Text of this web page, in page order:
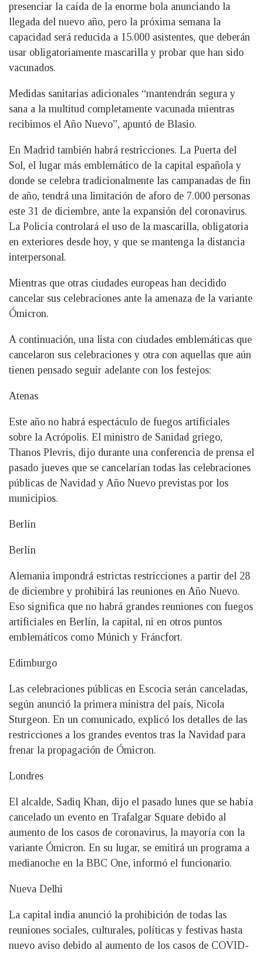
presenciar la caída de la enorme bola anunciando la
llegada del nuevo año, pero la próxima semana la
capacidad será reducida a 15.000 asistentes, que deberán
usar obligatoriamente mascarilla y probar que han sido
vacunados.
Medidas sanitarias adicionales “mantendrán segura y
sana a la multitud completamente vacunada mientras
recibimos el Año Nuevo”, apuntó de Blasio.
En Madrid también habrá restricciones. La Puerta del
Sol, el lugar más emblemático de la capital española y
donde se celebra tradicionalmente las campanadas de fin
de año, tendrá una limitación de aforo de 7.000 personas
este 31 de diciembre, ante la expansión del coronavirus.
La Policía controlará el uso de la mascarilla, obligatoria
en exteriores desde hoy, y que se mantenga la distancia
interpersonal.
Mientras que otras ciudades europeas han decidido
cancelar sus celebraciones ante la amenaza de la variante
Ómicron.
A continuación, una lista con ciudades emblemáticas que
cancelaron sus celebraciones y otra con aquellas que aún
tienen pensado seguir adelante con los festejos:
Atenas
Este año no habrá espectáculo de fuegos artificiales
sobre la Acrópolis. El ministro de Sanidad griego,
Thanos Plevris, dijo durante una conferencia de prensa el
pasado jueves que se cancelarían todas las celebraciones
públicas de Navidad y Año Nuevo previstas por los
municipios.
Berlín
Berlín
Alemania impondrá estrictas restricciones a partir del 28
de diciembre y prohibirá las reuniones en Año Nuevo.
Eso significa que no habrá grandes reuniones con fuegos
artificiales en Berlín, la capital, ni en otros puntos
emblemáticos como Múnich y Fráncfort.
Edimburgo
Las celebraciones públicas en Escocia serán canceladas,
según anunció la primera ministra del país, Nicola
Sturgeon. En un comunicado, explicó los detalles de las
restricciones a los grandes eventos tras la Navidad para
frenar la propagación de Ómicron.
Londres
El alcalde, Sadiq Khan, dijo el pasado lunes que se había
cancelado un evento en Trafalgar Square debido al
aumento de los casos de coronavirus, la mayoría con la
variante Ómicron. En su lugar, se emitirá un programa a
medianoche en la BBC One, informó el funcionario.
Nueva Delhi
La capital india anunció la prohibición de todas las
reuniones sociales, culturales, políticas y festivas hasta
nuevo aviso debido al aumento de los casos de COVID-